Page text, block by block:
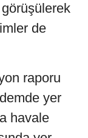
de
raporu
yer
havale